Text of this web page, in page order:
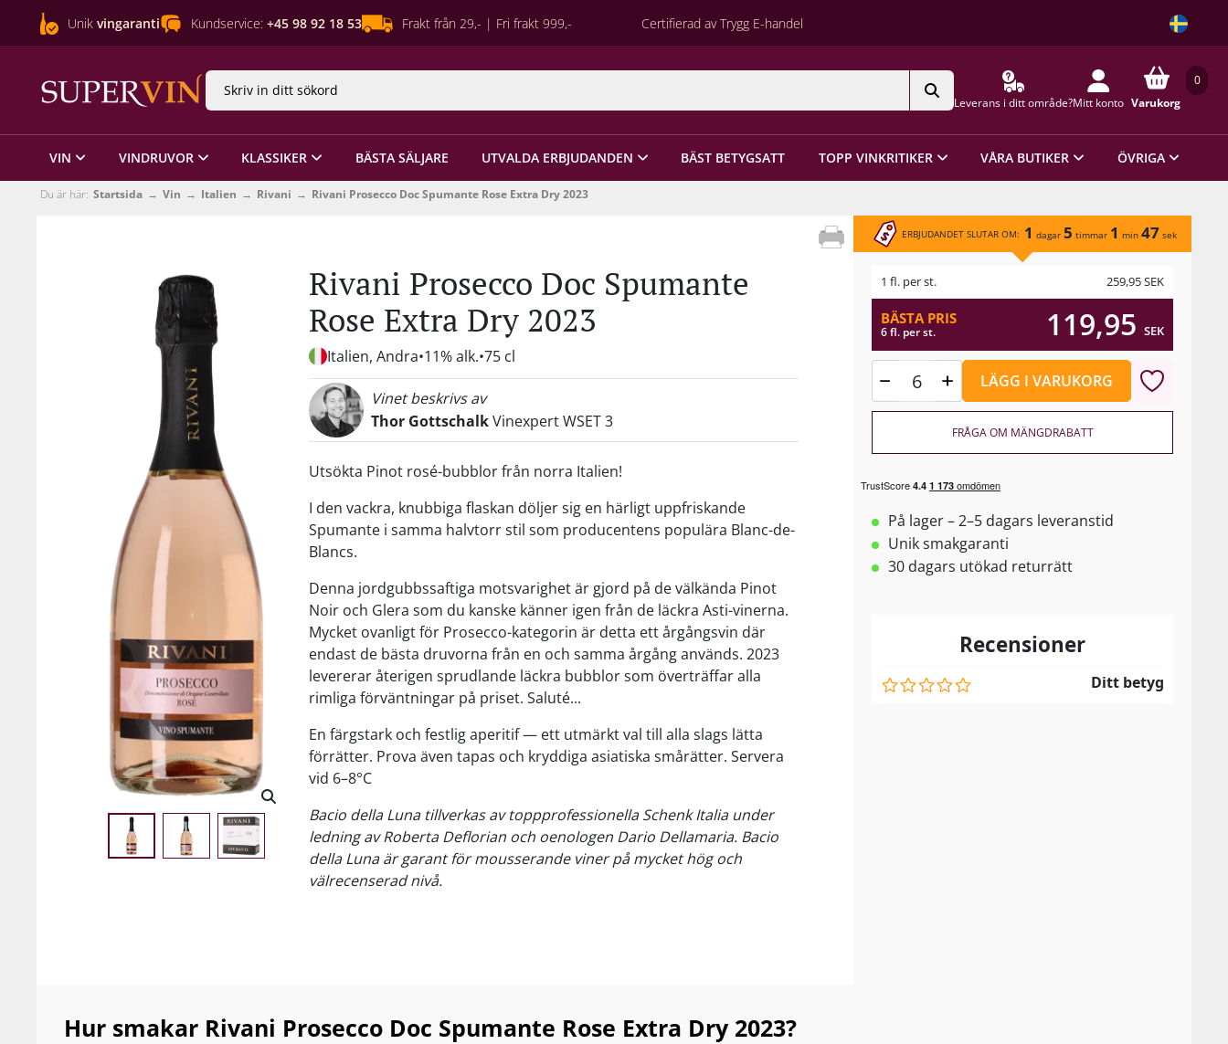
Unik vingaranti Kundservice: +45 98 92 18 53 Frakt från 29,- | Fri frakt 999,- Certifierad av Trygg E-handel
Leverans i ditt område?Mitt konto
0
Varukorg
VIN VINDRUVOR KLASSIKER BÄSTA SÄLJARE UTVALDA ERBJUDANDEN BÄST BETYGSATT TOPP VINKRITIKER VÅRA BUTIKER ÖVRIGA
Du är här: Startsida Vin Italien Rivani Rivani Prosecco Doc Spumante Rose Extra Dry 2023
Rivani Prosecco Doc Spumante
Rose Extra Dry 2023
Italien, Andra 11% alk. 75 cl
Vinet beskrivs av
Thor GottschalkVinexpert WSET 3
Utsökta Pinot rosé-bubblor från norra Italien!
I den vackra, knubbiga flaskan döljer sig en härligt uppfriskande
Spumante i samma halvtorr stil som producentens populära Blanc-de-
Blancs.
Denna jordgubbssaftiga motsvarighet är gjord på de välkända Pinot
Noir och Glera som du kanske känner igen från de läckra Asti-vinerna.
Mycket ovanligt för Prosecco-kategorin är detta ett årgångsvin där
endast de bästa druvorna från en och samma årgång används. 2023
levererar återigen sprudlande läckra bubblor som överträffar alla
rimliga förväntningar på priset. Saluté...
En färgstark och festlig aperitif — ett utmärkt val till alla slags lätta
förrätter. Prova även tapas och kryddiga asiatiska smårätter. Servera
vid 6–8°C
Bacio della Luna tillverkas av toppprofessionella Schenk Italia under
ledning av Roberta Deflorian och oenologen Dario Dellamaria. Bacio
della Luna är garant för mousserande viner på mycket hög och
välrecenserad nivå.
ERBJUDANDET SLUTAR OM: 1 dagar 5 timmar 1 min 47 sek
1 fl. per st. 259,95SEK
BÄSTA PRIS
6 fl. per st. 119,95 SEK
LÄGG I VARUKORG
FRÅGA OM MÄNGDRABATT
På lager – 2–5 dagars leveranstid
Unik smakgaranti
30 dagars utökad returrätt
Recensioner
Ditt betyg
Hur smakar Rivani Prosecco Doc Spumante Rose Extra Dry 2023?